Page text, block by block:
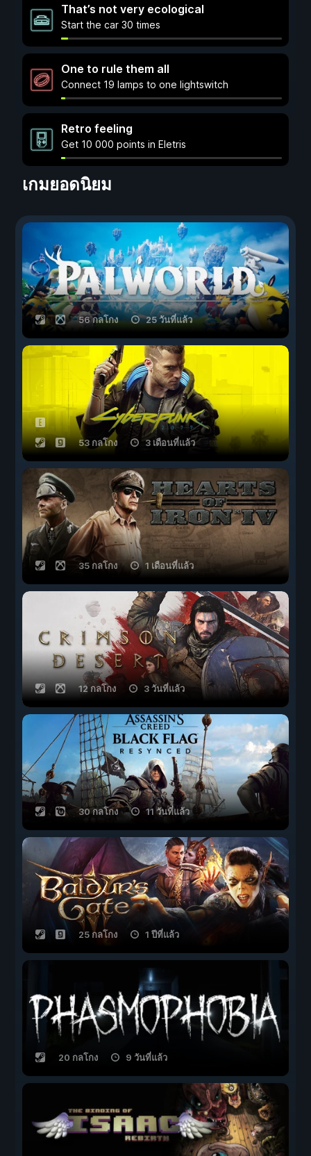
That’s not very ecological
Start the car 30 times
One to rule them all
Connect 19 lamps to one lightswitch
Retro feeling
Get 10 000 points in Eletris
เกมยอดนิยม
56 กลโกง 25 วันที่แล้ว
53 กลโกง 3 เดือนที่แล้ว
35 กลโกง 1 เดือนที่แล้ว
12 กลโกง 3 วันที่แล้ว
30 กลโกง 11 วันที่แล้ว
25 กลโกง 1 ปีที่แล้ว
20 กลโกง 9 วันที่แล้ว